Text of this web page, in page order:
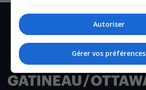
Autoriser
Gérer vos préférences